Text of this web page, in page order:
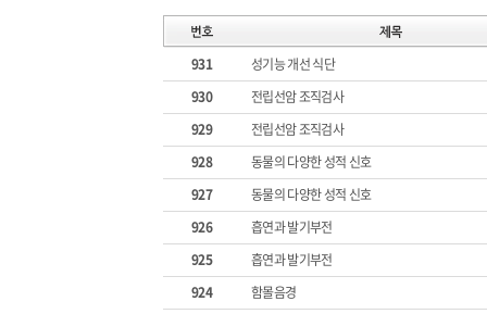
931
성기능 개선 식단
930
전립선암 조직검사
929
전립선암 조직검사
928
동물의 다양한 성적 신호
927
동물의 다양한 성적 신호
926
흡연과 발기부전
925
흡연과 발기부전
924
함몰음경